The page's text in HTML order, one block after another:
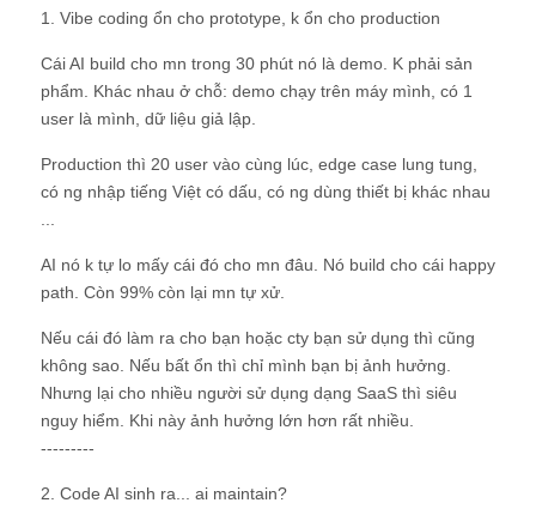
1. Vibe coding ổn cho prototype, k ổn cho production
Cái AI build cho mn trong 30 phút nó là demo. K phải sản
phẩm. Khác nhau ở chỗ: demo chạy trên máy mình, có 1
user là mình, dữ liệu giả lập.
Production thì 20 user vào cùng lúc, edge case lung tung,
có ng nhập tiếng Việt có dấu, có ng dùng thiết bị khác nhau
AI nó k tự lo mấy cái đó cho mn đâu. Nó build cho cái happy
path. Còn 99% còn lại mn tự xử.
Nếu cái đó làm ra cho bạn hoặc cty bạn sử dụng thì cũng
không sao. Nếu bất ổn thì chỉ mình bạn bị ảnh hưởng.
Nhưng lại cho nhiều người sử dụng dạng SaaS thì siêu
nguy hiểm. Khi này ảnh hưởng lớn hơn rất nhiều.
---------
2. Code AI sinh ra... ai maintain?